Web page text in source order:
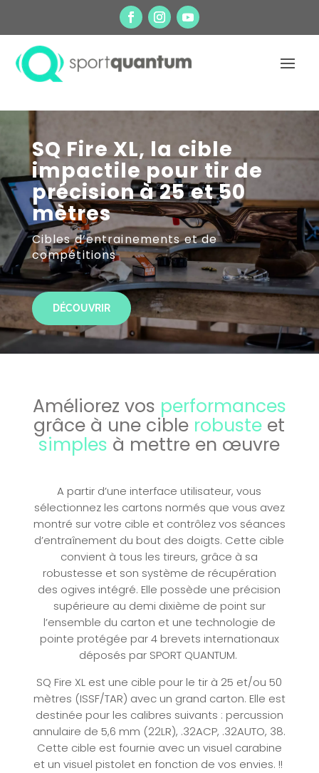
SQ Fire XL, la cible
impactile pour tir de
précision à 25 et 50
mètres
Cibles d’entrainements et de
compétitions
DÉCOUVRIR
Améliorez vos performances
grâce à une cible robuste et
simples à mettre en œuvre
A partir d’une interface utilisateur, vous
sélectionnez les cartons normés que vous avez
montré sur votre cible et contrôlez vos séances
d’entraînement du bout des doigts. Cette cible
convient à tous les tireurs, grâce à sa
robustesse et son système de récupération
des ogives intégré. Elle possède une précision
supérieure au demi dixième de point sur
l’ensemble du carton et une technologie de
pointe protégée par 4 brevets internationaux
déposés par SPORT QUANTUM.
SQ Fire XL est une cible pour le tir à 25 et/ou 50
mètres (ISSF/TAR) avec un grand carton. Elle est
destinée pour les calibres suivants : percussion
annulaire de 5,6 mm (22LR), .32ACP, .32AUTO, 38.
Cette cible est fournie avec un visuel carabine
et un visuel pistolet en fonction de vos envies. !!